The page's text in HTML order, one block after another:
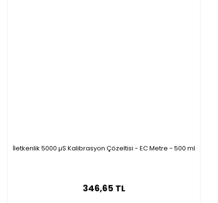
İletkenlik 5000 µS Kalibrasyon Çözeltisi - EC Metre - 500 ml
346,65 TL